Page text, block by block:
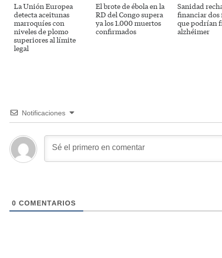
La Unión Europea
detecta aceitunas
marroquíes con
niveles de plomo
superiores al límite
legal
El brote de ébola en la
RD del Congo supera
ya los 1.000 muertos
confirmados
Sanidad
financiar dos
que podrían
alzhéimer
Notificaciones
0 COMENTARIOS